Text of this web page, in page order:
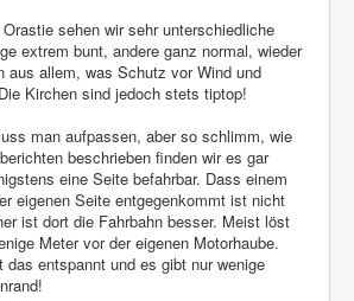
sehen wir sehr unterschiedliche
extrem bunt, andere ganz normal, wieder
aus allem, was Schutz vor Wind und
Kirchen sind jedoch stets tiptop!
man aufpassen, aber so schlimm, wie
beschrieben finden wir es gar
eine Seite befahrbar. Dass einem
eigenen Seite entgegenkommt ist nicht
ist dort die Fahrbahn besser. Meist löst
Meter vor der eigenen Motorhaube.
das entspannt und es gibt nur wenige